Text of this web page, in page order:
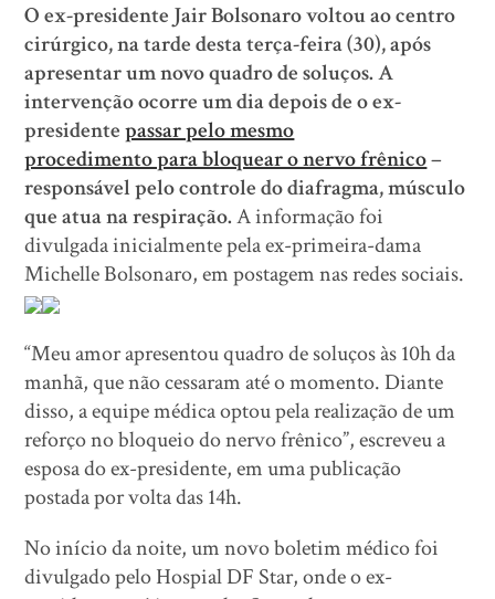
O ex-presidente Jair Bolsonaro voltou ao centro
cirúrgico, na tarde desta terça-feira (30), após
apresentar um novo quadro de soluços. A
intervenção ocorre um dia depois de o ex-
presidentepassar pelo mesmo
procedimento para bloquear o nervo frênico–
responsável pelo controle do diafragma, músculo
que atua na respiração.A informação foi
divulgada inicialmente pela ex-primeira-dama
Michelle Bolsonaro, em postagem nas redes sociais.
“Meu amor apresentou quadro de soluços às 10h da
manhã, que não cessaram até o momento. Diante
disso, a equipe médica optou pela realização de um
reforço no bloqueio do nervo frênico”, escreveu a
esposa do ex-presidente, em uma publicação
postada por volta das 14h.
No início da noite, um novo boletim médico foi
divulgado pelo Hospial DF Star, onde o ex-